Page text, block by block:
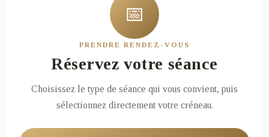
📅
PRENDRE RENDEZ-VOUS
Réservez votre séance
Choisissez le type de séance qui vous convient, puis
sélectionnez directement votre créneau.